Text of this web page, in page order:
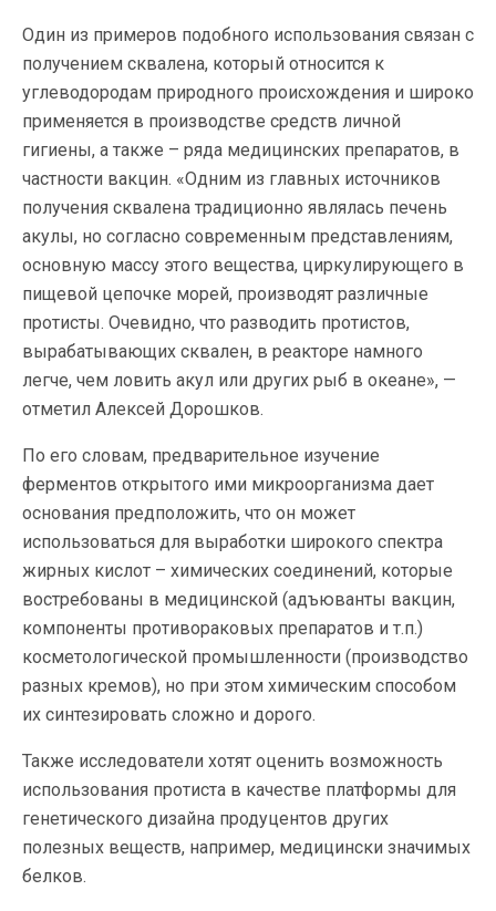
Один из примеров подобного использования связан с
получением сквалена, который относится к
углеводородам природного происхождения и широко
применяется в производстве средств личной
гигиены, а также – ряда медицинских препаратов, в
частности вакцин. «Одним из главных источников
получения сквалена традиционно являлась печень
акулы, но согласно современным представлениям,
основную массу этого вещества, циркулирующего в
пищевой цепочке морей, производят различные
протисты. Очевидно, что разводить протистов,
вырабатывающих сквален, в реакторе намного
легче, чем ловить акул или других рыб в океане», —
отметил Алексей Дорошков.
По его словам, предварительное изучение
ферментов открытого ими микроорганизма дает
основания предположить, что он может
использоваться для выработки широкого спектра
жирных кислот – химических соединений, которые
востребованы в медицинской (адъюванты вакцин,
компоненты противораковых препаратов и т.п.)
косметологической промышленности (производство
разных кремов), но при этом химическим способом
их синтезировать сложно и дорого.
Также исследователи хотят оценить возможность
использования протиста в качестве платформы для
генетического дизайна продуцентов других
полезных веществ, например, медицински значимых
белков.